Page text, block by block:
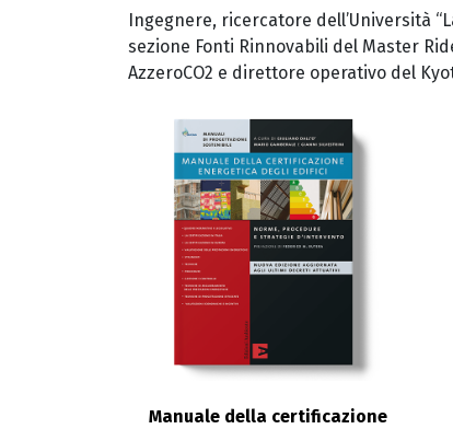
Ingegnere, ricercatore dell’Università
sezione Fonti Rinnovabili del Master
AzzeroCO2 e direttore operativo del
Manuale della certificazione